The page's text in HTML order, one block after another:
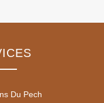
Du Pech